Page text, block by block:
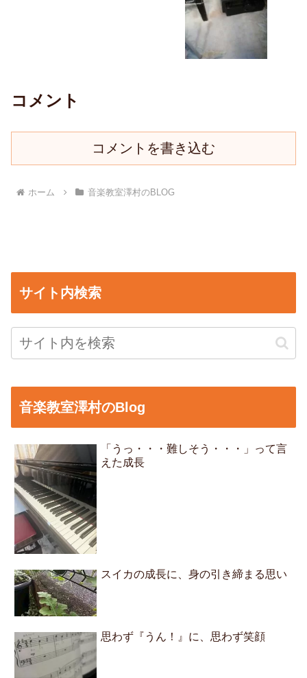
コメント
コメントを書き込む
ホーム 音楽教室澤村のBLOG
サイト内検索
音楽教室澤村のBlog
「うっ・・・難しそう・・・」って言
えた成長
スイカの成長に、身の引き締まる思い
思わず『うん！』に、思わず笑顔